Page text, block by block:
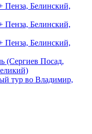
Пенза, Белинский,
Пенза, Белинский,
Пенза, Белинский,
(Сергиев Посад,
тур во Владимир,